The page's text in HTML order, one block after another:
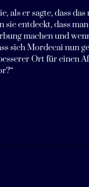
als er sagte, dass
entdeckt, dass
machen und
sich Mordecai nun
Ort für einen